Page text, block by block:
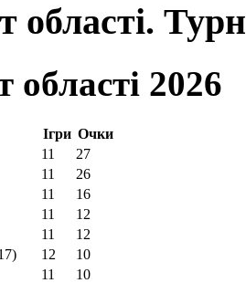
області.
області 2026
Ігри Очки
11
27
11
26
11
16
11
12
11
12
12
10
11 10